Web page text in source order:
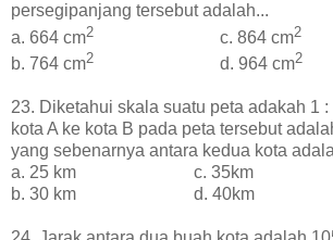
persegipanjang tersebut adalah...
a. 664 cm2 c. 864 cm2
b. 764 cm2 d. 964 cm2
23. Diketahui skala suatu peta adakah 1
kota A ke kota B pada peta tersebut
yang sebenarnya antara kedua kota
a. 25 km c. 35km
b. 30 km d. 40km